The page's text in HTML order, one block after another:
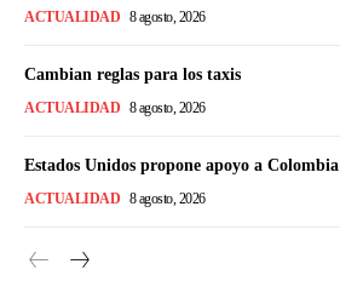
ACTUALIDAD 8 agosto, 2026
Cambian reglas para los taxis
ACTUALIDAD 8 agosto, 2026
Estados Unidos propone apoyo a Colombia
ACTUALIDAD 8 agosto, 2026